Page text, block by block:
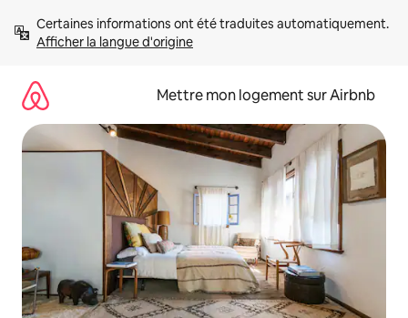
directement
Afficher la langue d'origine
Mettre mon logement sur Airbnb